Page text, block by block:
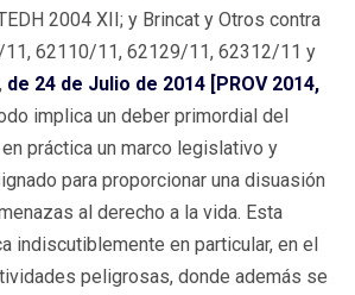
2004 XII; y Brincat y Otros contra
11, 62110/11, 62129/11, 62312/11 y
de 24 de Julio de 2014 [PROV 2014,
implica un deber primordial del
práctica un marco legislativo y
para proporcionar una disuasión
al derecho a la vida. Esta
indiscutiblemente en particular, en el
peligrosas, donde además se